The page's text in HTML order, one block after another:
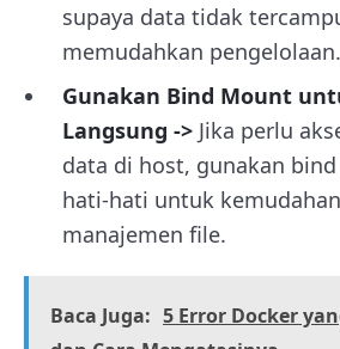
supaya data tidak
memudahkan pengelolaan.
Gunakan Bind Mount
Langsung -> Jika perlu
data di host, gunakan
hati-hati untuk
manajemen file.
Baca Juga: 5 Error Docker